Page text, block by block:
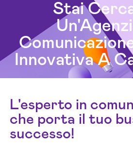
Stai
Innovativa A
L'esperto in
che porta il tuo
successo!